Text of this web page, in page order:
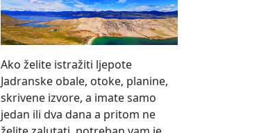
Ako želite istražiti ljepote
Jadranske obale, otoke, planine,
skrivene izvore, a imate samo
jedan ili dva dana a pritom ne